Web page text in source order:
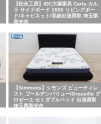
【松永工房】IDC大塚家具 Carla カル
ラ サイドボード 1600 リビングボー
ド/キャビネット/収納出張買取 埼玉県
和光市
【Simmons】シモンズ ビューティレ
スト ゴールデンバリュー/Groseille グ
ロゼーユ セミダブルベッド 出張買取
埼玉県和光市